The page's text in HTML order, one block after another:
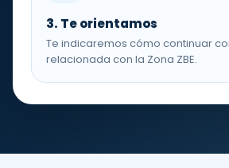
3. Te orientamos
Te indicaremos cómo continuar
relacionada con la Zona ZBE.